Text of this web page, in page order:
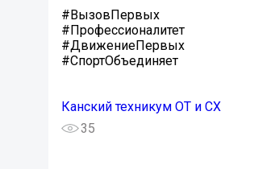
#ВызовПервых
#Профессионалитет
#ДвижениеПервых
#СпортОбъединяет
Канский техникум ОТ и СХ
35